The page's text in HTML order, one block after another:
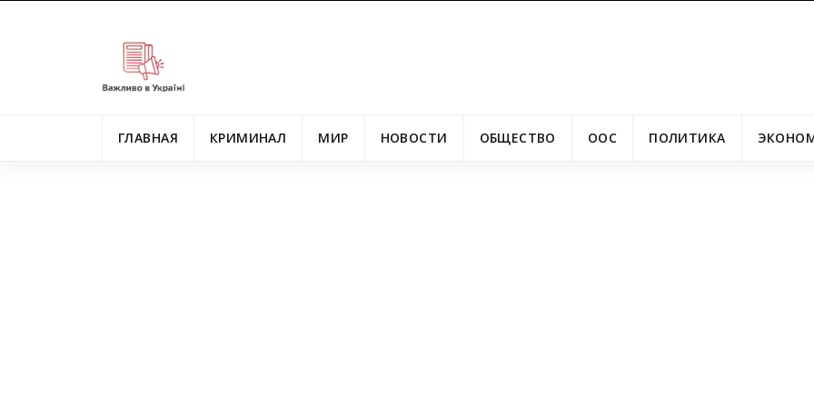
ГЛАВНАЯ КРИМИНАЛ МИР НОВОСТИ ОБЩЕСТВО ООС ПОЛИТИКА